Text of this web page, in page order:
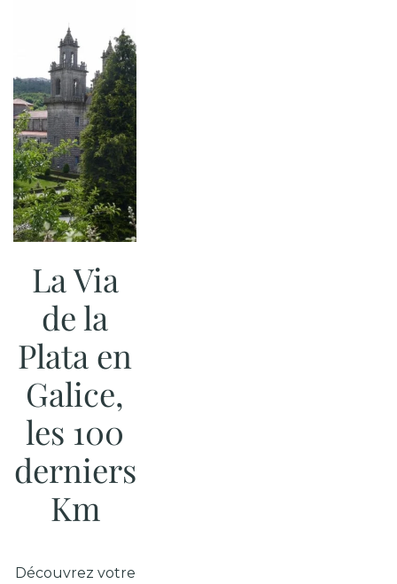
La Via
de la
Plata en
Galice,
les 100
derniers
Km
Découvrez votre